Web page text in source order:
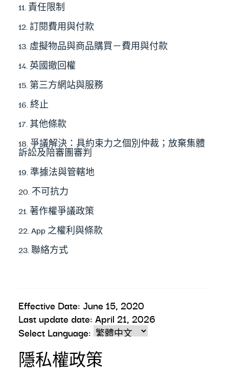
11. 責任限制
12. 訂閱費用與付款
13. 虛擬物品與商品購買－費用與付款
14. 英國撤回權
15. 第三方網站與服務
16. 終止
17. 其他條款
18. 爭議解決：具約束力之個別仲裁；放棄集體
訴訟及陪審團審判
19. 準據法與管轄地
20. 不可抗力
21. 著作權爭議政策
22. App 之權利與條款
23. 聯絡方式
Select Language:
Effective Date: June 15, 2020
Last update date: April 21, 2026
隱私權政策